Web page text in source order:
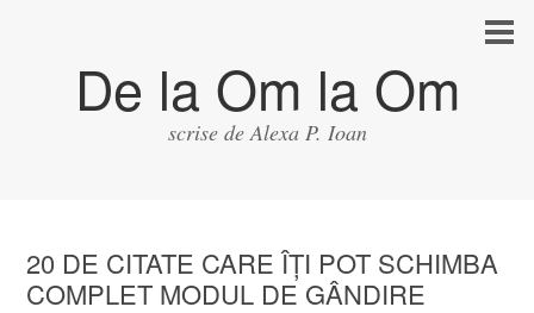
De la Om la Om
scrise de Alexa P. Ioan
20 DE CITATE CARE ÎŢI POT SCHIMBA
COMPLET MODUL DE GÂNDIRE